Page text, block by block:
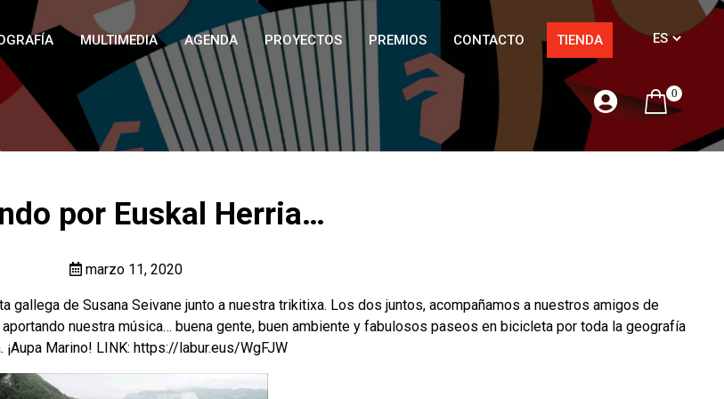
MULTIMEDIA AGENDA PROYECTOS PREMIOS CONTACTO TIENDA
0
por Euskal Herria…
marzo 11, 2020
gallega de Susana Seivane junto a nuestra trikitixa. Los dos juntos, acompañamos a nuestros amigos de
nuestra música… buena gente, buen ambiente y fabulosos paseos en bicicleta por toda la geografía
¡Aupa Marino! LINK: https://labur.eus/WgFJW